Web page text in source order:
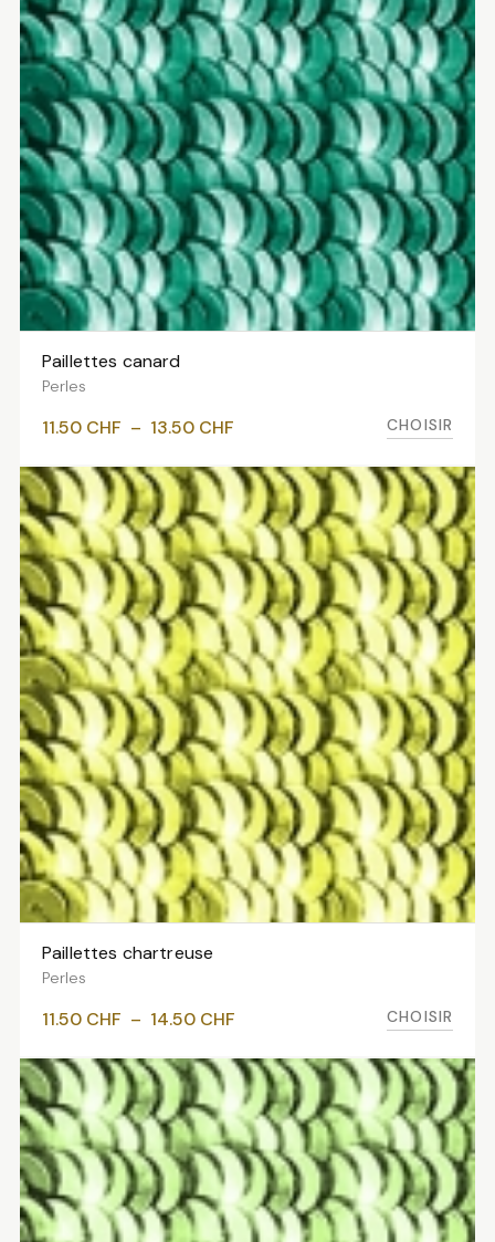
VOIR LES VARIANTES
Paillettes canard
Perles
11.50 CHF – 13.50 CHFPlage
prix :
11.50 CHF
à
13.50 CHF
CHOISIR
VOIR LES VARIANTES
Paillettes chartreuse
Perles
11.50 CHF – 14.50 CHFPlage
prix :
11.50 CHF
à
14.50 CHF
CHOISIR